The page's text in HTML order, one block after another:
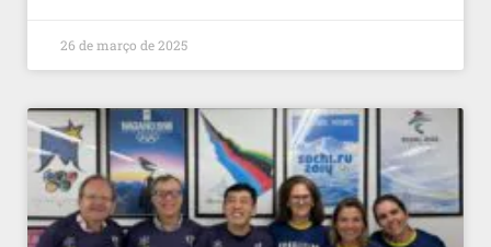
26 de março de 2025